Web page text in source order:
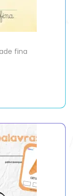
fina